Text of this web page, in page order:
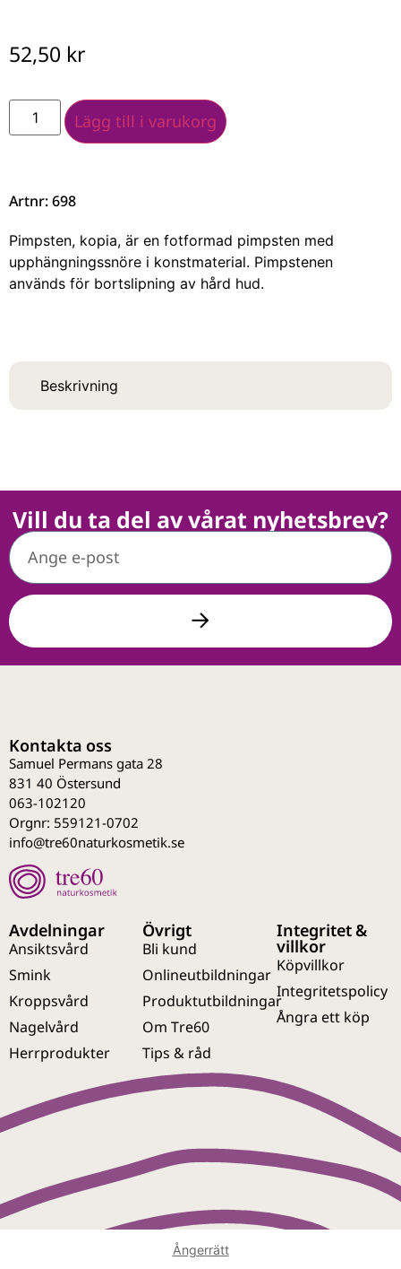
52,50 kr
Lägg till i varukorg
Artnr: 698
Pimpsten, kopia, är en fotformad pimpsten med
upphängningssnöre i konstmaterial. Pimpstenen
används för bortslipning av hård hud.
Beskrivning
Vill du ta del av vårat nyhetsbrev?
Kontakta oss
Samuel Permans gata 28
831 40 Östersund
063-102120
Orgnr: 559121-0702
info@tre60naturkosmetik.se
Avdelningar
Ansiktsvård
Smink
Kroppsvård
Nagelvård
Herrprodukter
Övrigt
Bli kund
Onlineutbildningar
Produktutbildningar
Om Tre60
Tips & råd
Integritet &
villkor
Köpvillkor
Integritetspolicy
Ångra ett köp
Ångerrätt